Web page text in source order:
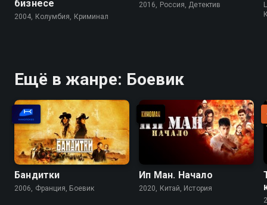
бизнесе
2004, Колумбия, Криминал
2016, Россия, Детектив
Ещё в жанре: Боевик
Бандитки
2006, Франция, Боевик
Ип Ман. Начало
2020, Китай, История